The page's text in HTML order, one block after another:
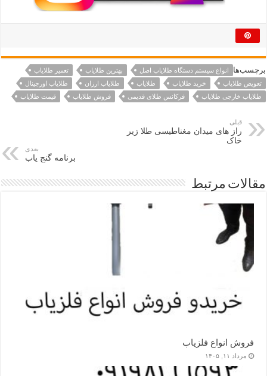
برچسب‌ها انواع سیستم دستگاه طلایاب اصل بهترین طلایاب
تعمیر طلایاب
تعویض طلایاب
خرید طلایاب طلایاب طلایاب ارزان
طلایاب اورجینال
طلایاب خارجی طلایاب
فرکانس طلای قدیمی فروش طلایاب قیمت طلایاب
قبلی
راز های میدان مغناطیسی طلا زیر
خاک
بعدی
برنامه گنج یاب
مقالات مرتبط
فروش انواع فلزیاب
مرداد ۱۱, ۱۴۰۵